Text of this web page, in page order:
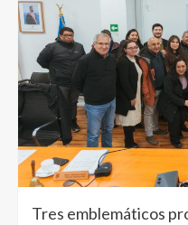
Tres emblemáticos